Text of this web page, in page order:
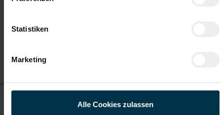
Statistiken
Marketing
Alle Cookies zulassen
(m/w/d)